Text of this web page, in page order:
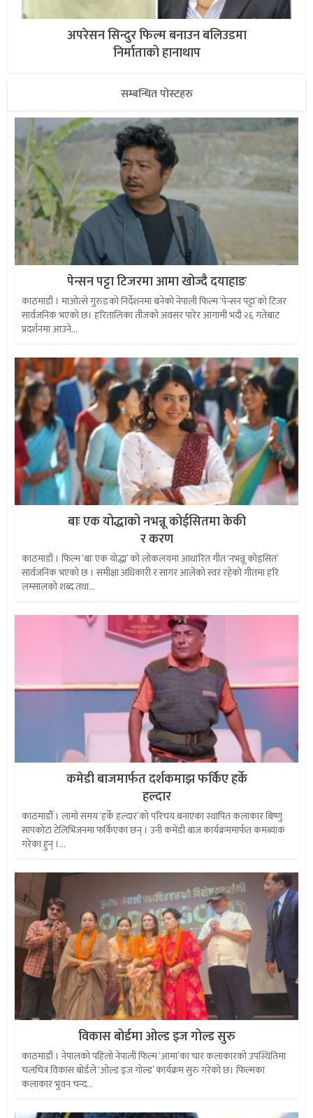
अपरेसन सिन्दुर फिल्म बनाउन बलिउडमा
निर्माताको हानाथाप
सम्बन्धित पोस्टहरु
पेन्सन पट्टा टिजरमा आमा खोज्दै दयाहाङ
काठमाडौं । माओत्से गुरुङको निर्देशनमा बनेको नेपाली फिल्म ‘पेन्सन पट्टा’को टिजर
सार्वजनिक भएको छ। हरितालिका तीजको अवसर पारेर आगामी भदौ २६ गतेबाट
प्रदर्शनमा आउने...
बाः एक योद्धाको नभन्नू कोईसितमा केकी
र करण
काठमाडौं । फिल्म ‘बाः एक योद्धा’ को लोकलयमा आधारित गीत ‘नभन्नू कोइसित’
सार्वजनिक भएको छ । समीक्षा अधिकारी र सागर आलेको स्वर रहेको गीतमा हरि
लम्सालको शब्द तथा...
कमेडी बाजमार्फत दर्शकमाझ फर्किए हर्के
हल्दार
काठमाडौँ । लामो समय ‘हर्के हल्दार’को परिचय बनाएका स्थापित कलाकार बिष्णु
सापकोटा टेलिभिजनमा फर्किएका छन् । उनी कमेडी बाज कार्यक्रममार्फत कमब्याक
गरेका हुन् ।...
विकास बोर्डमा ओल्ड इज गोल्ड सुरु
काठमाडौं । नेपालको पहिलो नेपाली फिल्म ‘आमा’का चार कलाकारको उपस्थितिमा
चलचित्र विकास बोर्डले ‘ओल्ड इज गोल्ड’ कार्यक्रम सुरु गरेको छ। फिल्मका
कलाकार भुवन चन्द...